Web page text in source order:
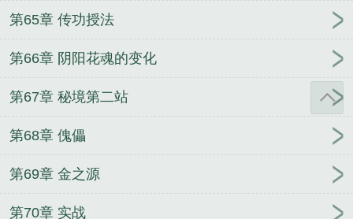
第65章 传功授法
第66章 阴阳花魂的变化
第67章 秘境第二站
第68章 傀儡
第69章 金之源
第70章 实战